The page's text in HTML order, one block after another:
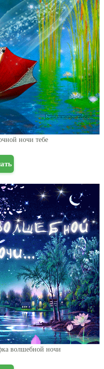
ночи тебе
волшебной ночи